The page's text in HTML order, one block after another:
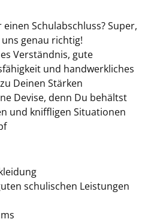
Schulabschluss? Super,
genau richtig!
Verständnis, gute
und handwerkliches
Deinen Stärken
Devise, denn Du behältst
und kniffligen Situationen
schulischen Leistungen